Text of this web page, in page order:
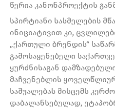
წერია კანონპროექტის
სპირტიანი სასმელების
ინიციატივით კი,
„ქართული ბრენდის“
გამოსაყენებელი
ყურძნისაგან
მაჩვენებლის
საშუალებას მისცემს
დაბალანსებულად,